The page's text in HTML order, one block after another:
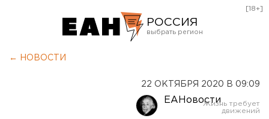
РОССИЯ
Оренбург
[18+]
← НОВОСТИ
22 ОКТЯБРЯ 2020 В 09:09
ЕАНовости